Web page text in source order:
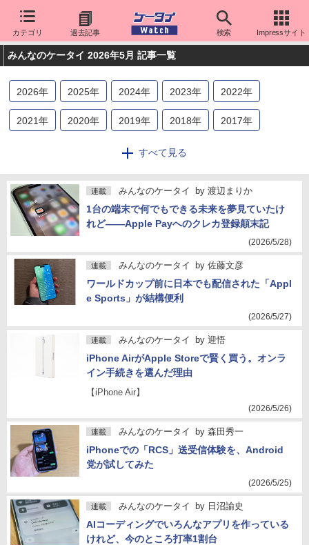
カテゴリ 過去記事 検索 Impressサイト
みんなのケータイ 2026年5月 記事一覧
2026年 2025年 2024年 2023年 2022年
2021年 2020年 2019年 2018年 2017年
2014年 2013
すべて見る
連載 みんなのケータイ by 渡辺まりか
1台の端末で何でもできる未来を夢見ていたけ
れど――Apple Payへのクレカ登録顛末記
(2026/5/28)
連載 みんなのケータイ by 佐藤文彦
ワールドカップ前に日本でも配信された「Appl
e Sports」が結構便利
(2026/5/27)
連載 みんなのケータイ by 迎悟
iPhone AirがApple Storeで賢く買う。オンラ
イン手続きを選んだ理由
【iPhone Air】
(2026/5/26)
連載 みんなのケータイ by 森田秀一
iPhoneでの「RCS」送受信体験を、Android
党が試してみた
(2026/5/25)
連載 みんなのケータイ by 日沼諭史
AIコーディングでいろんなアプリを作っている
けれど、今のところ打率1割台